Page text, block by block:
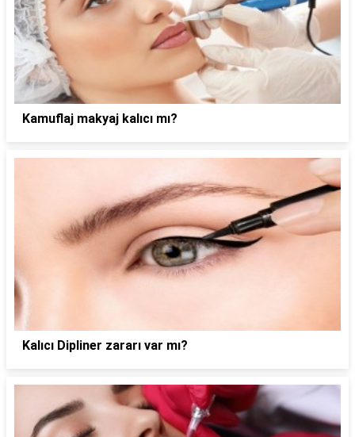
Kamuflaj makyaj kalıcı mı?
Kalıcı Dipliner zararı var mı?